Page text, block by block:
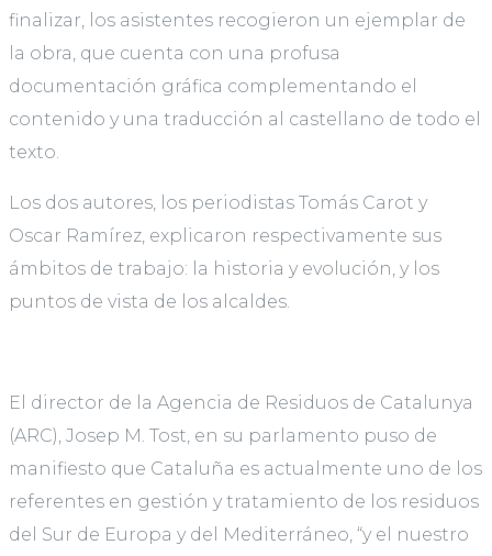
finalizar, los asistentes recogieron un ejemplar de
la obra, que cuenta con una profusa
documentación gráfica complementando el
contenido y una traducción al castellano de todo el
texto.
Los dos autores, los periodistas Tomás Carot y
Oscar Ramírez, explicaron respectivamente sus
ámbitos de trabajo: la historia y evolución, y los
puntos de vista de los alcaldes.
El director de la Agencia de Residuos de Catalunya
(ARC), Josep M. Tost, en su parlamento puso de
manifiesto que Cataluña es actualmente uno de los
referentes en gestión y tratamiento de los residuos
del Sur de Europa y del Mediterráneo, “y el nuestro